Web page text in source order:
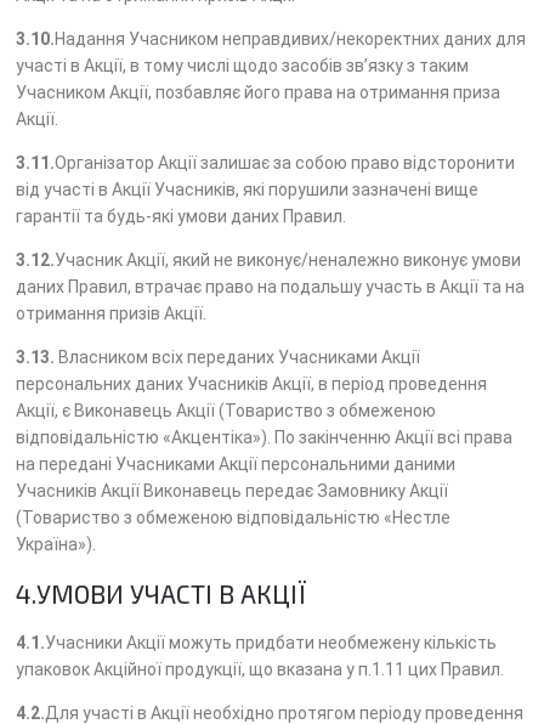
3.10.Надання Учасником неправдивих/некоректних даних для
участі в Акції, в тому числі щодо засобів зв’язку з таким
Учасником Акції, позбавляє його права на отримання приза
Акції.
3.11.Організатор Акції залишає за собою право відсторонити
від участі в Акції Учасників, які порушили зазначені вище
гарантії та будь-які умови даних Правил.
3.12.Учасник Акції, який не виконує/неналежно виконує умови
даних Правил, втрачає право на подальшу участь в Акції та на
отримання призів Акції.
3.13. Власником всіх переданих Учасниками Акції
персональних даних Учасників Акції, в період проведення
Акції, є Виконавець Акції (Товариство з обмеженою
відповідальністю «Акцентіка»). По закінченню Акції всі права
на передані Учасниками Акції персональними даними
Учасників Акції Виконавець передає Замовнику Акції
(Товариство з обмеженою відповідальністю «Нестле
Україна»).
4.УМОВИ УЧАСТІ В АКЦІЇ
4.1.Учасники Акції можуть придбати необмежену кількість
упаковок Акційної продукції, що вказана у п.1.11 цих Правил.
4.2.Для участі в Акції необхідно протягом періоду проведення